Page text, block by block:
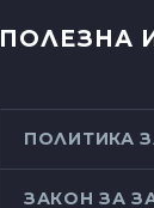
ПОЛЕЗНА
ПОЛИТИКА
ЗАКОН ЗА